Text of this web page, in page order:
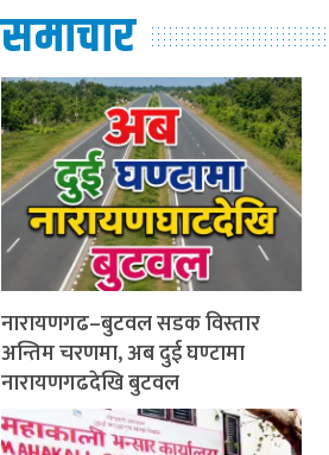
समाचार
नारायणगढ–बुटवल सडक विस्तार
अन्तिम चरणमा, अब दुई घण्टामा
नारायणगढदेखि बुटवल